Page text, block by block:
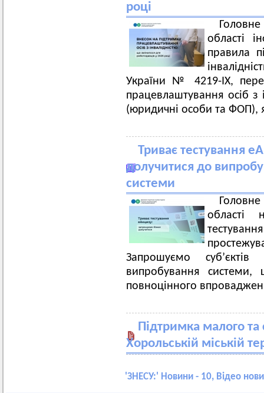
році
області
правила
України № 4219-ІХ,
працевлаштування осіб з
(юридичні особи та ФОП),
Триває тестування
долучитися до
системи
області
Запрошуємо
випробування системи,
повноцінного
Підтримка малого та
Хорольській міській
'ЗНЕСУ:' Новини - 10, Відео